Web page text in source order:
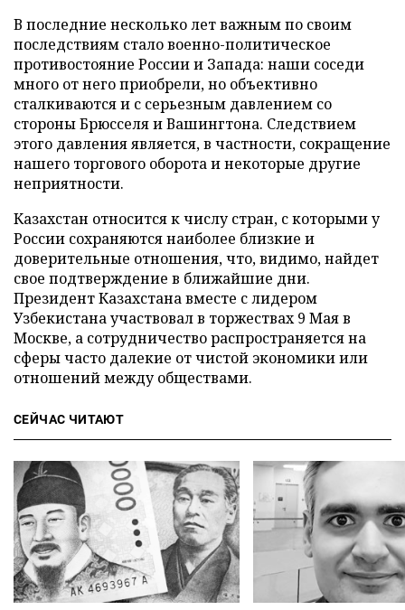
В последние несколько лет важным по своим
последствиям стало военно-политическое
противостояние России и Запада: наши соседи
много от него приобрели, но объективно
сталкиваются и с серьезным давлением со
стороны Брюсселя и Вашингтона. Следствием
этого давления является, в частности, сокращение
нашего торгового оборота и некоторые другие
неприятности.
Казахстан относится к числу стран, с которыми у
России сохраняются наиболее близкие и
доверительные отношения, что, видимо, найдет
свое подтверждение в ближайшие дни.
Президент Казахстана вместе с лидером
Узбекистана участвовал в торжествах 9 Мая в
Москве, а сотрудничество распространяется на
сферы часто далекие от чистой экономики или
отношений между обществами.
СЕЙЧАС ЧИТАЮТ